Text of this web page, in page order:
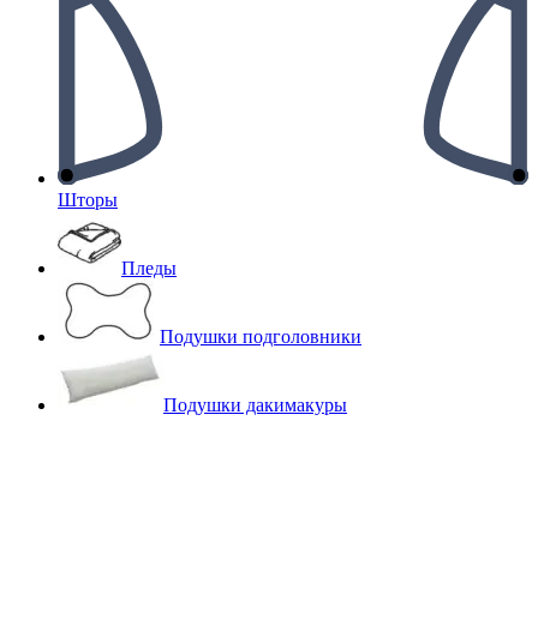
Шторы
Пледы
Подушки подголовники
Подушки дакимакуры